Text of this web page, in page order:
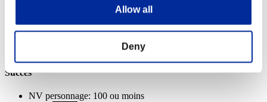
Allow all
Deny
Succès
NV personnage: 100 ou moins